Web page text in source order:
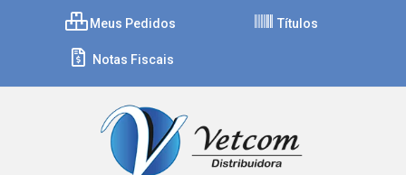
Meus Pedidos Títulos
Notas Fiscais